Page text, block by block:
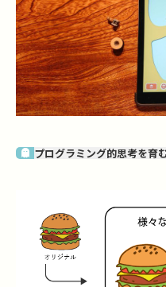
プログラミング的思考を育